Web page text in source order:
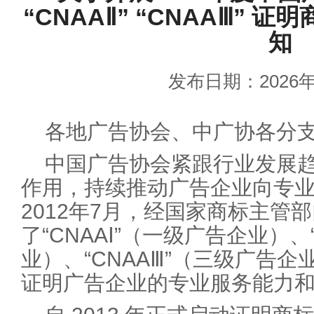
“CNAAⅡ” “CNAAⅢ” 证明
知
发布日期：2026
各地广告协会、中广协各分
中国广告协会紧跟行业发展
作用，持续推动广告企业向专
2012年7月，经国家商标主管
了“CNAAⅠ”（一级广告企业）
业）、“CNAAⅢ”（三级广告企
证明广告企业的专业服务能力